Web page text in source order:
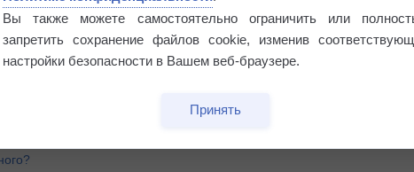
Вы также можете самостоятельно ограничить или
запретить сохранение файлов cookie, изменив
настройки безопасности в Вашем веб-браузере.
Принять